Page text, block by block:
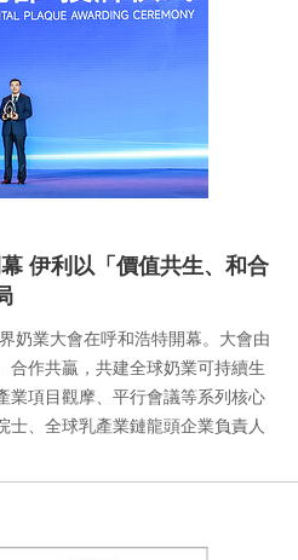
伊利以「價值共生、和合
奶業大會在呼和浩特開幕。大會由
合作共贏，共建全球奶業可持續生
業項目觀摩、平行會議等系列核心
士、全球乳產業鏈龍頭企業負責人